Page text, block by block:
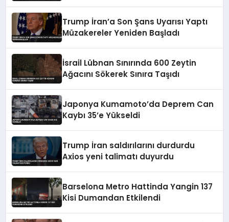
Trump İran’a Son Şans Uyarısı Yaptı
Müzakereler Yeniden Başladı
İsrail Lübnan Sınırında 600 Zeytin
Ağacını Sökerek Sınıra Taşıdı
Japonya Kumamoto’da Deprem Can
Kaybı 35’e Yükseldi
Trump İran saldırılarını durdurdu
Axios yeni talimatı duyurdu
Barselona Metro Hattinda Yangin 137
Kisi Dumandan Etkilendi